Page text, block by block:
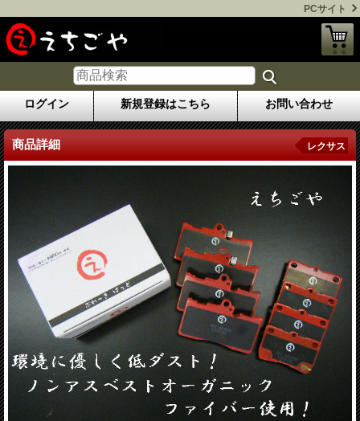
PCサイト
ログイン 新規登録はこちら お問い合わせ
商品詳細 レクサス